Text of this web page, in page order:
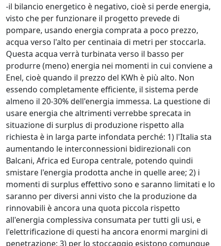
-il bilancio energetico è negativo, cioè si perde energia,
visto che per funzionare il progetto prevede di
pompare, usando energia comprata a poco prezzo,
acqua verso l'alto per centinaia di metri per stoccarla.
Questa acqua verrà turbinata verso il basso per
produrre (meno) energia nei momenti in cui conviene a
Enel, cioè quando il prezzo del KWh è più alto. Non
essendo completamente efficiente, il sistema perde
almeno il 20-30% dell'energia immessa. La questione di
usare energia che altrimenti verrebbe sprecata in
situazione di surplus di produzione rispetto alla
richiesta è in larga parte infondata perché: 1) l'Italia sta
aumentando le interconnessioni bidirezionali con
Balcani, Africa ed Europa centrale, potendo quindi
smistare l'energia prodotta anche in quelle aree; 2) i
momenti di surplus effettivo sono e saranno limitati e lo
saranno per diversi anni visto che la produzione da
rinnovabili è ancora una quota piccola rispetto
all'energia complessiva consumata per tutti gli usi, e
l'elettrificazione di questi ha ancora enormi margini di
penetrazione; 3) per lo stoccaggio esistono comunque